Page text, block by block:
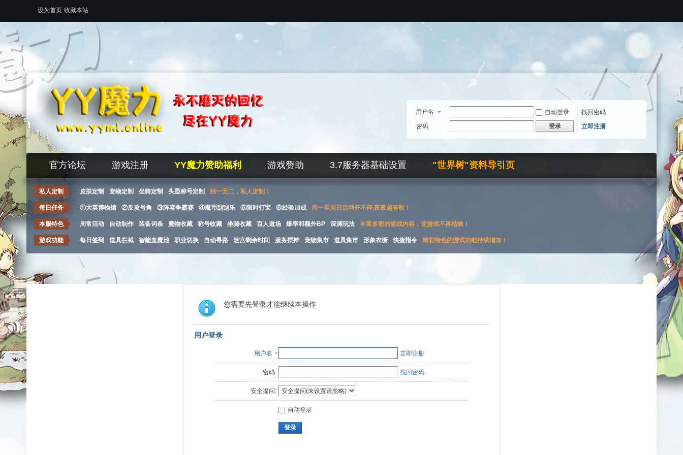
设为首页 收藏本站
用户名 自动登录
找回密码
密码
登录 立即注册
官方论坛 游戏注册 YY魔力赞助福利 游戏赞助 3.7服务器基础设置 "世界树"资料导引页
私人定制 皮肤定制 宠物定制 坐骑定制 头显称号定制 独一无二，私人定制！
每日任务 ①大英博物馆 ②反攻号角 ③阵容争霸赛 ④魔币刮刮乐 ⑤限时打宝 ⑥经验加成 周一至周日活动开不停,夜夜越有歌！
本服特色 周常活动 自动制作 装备词条 魔物收藏 称号收藏 坐骑收藏 百人道场 爆率和额外BP 深渊玩法 丰富多彩的游戏内容，使游戏不再枯燥！
游戏功能 每日签到 道具拦截 智能血魔池 职业切换 自动寻路 迷宫剩余时间 服务摆摊 宠物集市 道具集市 形象衣橱 快捷指令 精彩特色的游戏功能持续增加！
您需要先登录才能继续本操作
用户登录
用户名 立即注册
密码: 找回密码
安全提问:
自动登录
登录